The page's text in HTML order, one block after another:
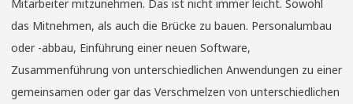
Mitarbeiter mitzunehmen. Das ist nicht immer leicht. Sowohl
das Mitnehmen, als auch die Brücke zu bauen. Personalumbau
oder -abbau, Einführung einer neuen Software,
Zusammenführung von unterschiedlichen Anwendungen zu einer
gemeinsamen oder gar das Verschmelzen von unterschiedlichen